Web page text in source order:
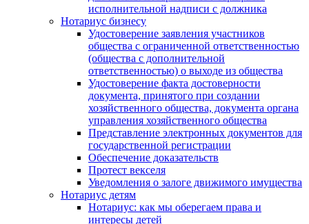
исполнительной надписи с должника
Нотариус бизнесу
Удостоверение заявления участников
общества с ограниченной ответственностью
(общества с дополнительной
ответственностью) о выходе из общества
Удостоверение факта достоверности
документа, принятого при создании
хозяйственного общества, документа органа
управления хозяйственного общества
Представление электронных документов для
государственной регистрации
Обеспечение доказательств
Протест векселя
Уведомления о залоге движимого имущества
Нотариус детям
Нотариус: как мы оберегаем права и
интересы детей